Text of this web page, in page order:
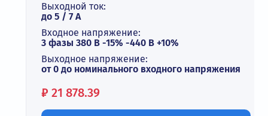
Выходной ток:
до 5 / 7 A
Входное напряжение:
3 фазы 380 В -15% -440 В +10%
Выходное напряжение:
от 0 до номинального входного напряжения
Цена:
₽ 21 878.39